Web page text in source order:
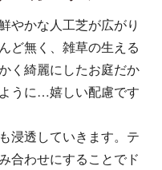
やかな人工芝が広がり
ど無く、雑草の生える
く綺麗にしたお庭だか
うに…嬉しい配慮です
浸透していきます。テ
合わせにすることでド